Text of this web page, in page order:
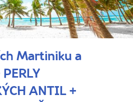
Martiniku a
ANTIL +